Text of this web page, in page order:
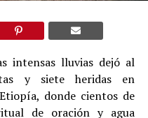
intensas lluvias dejó al
y siete heridas en
donde cientos de
de oración y agua